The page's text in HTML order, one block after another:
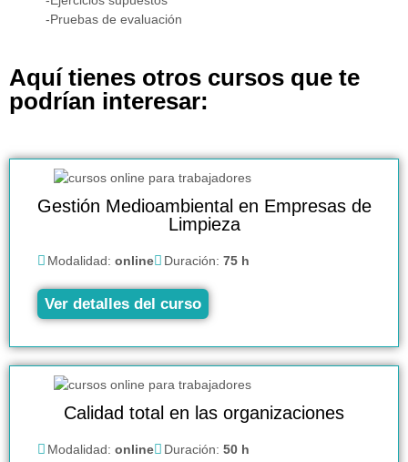
-Pruebas de evaluación
Aquí tienes otros cursos que te
podrían interesar:
Gestión Medioambiental en Empresas de
Limpieza
Modalidad: online Duración: 75 h
Ver detalles del curso
Calidad total en las organizaciones
Modalidad: online Duración: 50 h